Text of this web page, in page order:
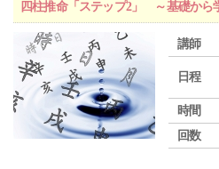
四柱推命「ステップ2」 ～基礎から
講師
日程
時間
回数